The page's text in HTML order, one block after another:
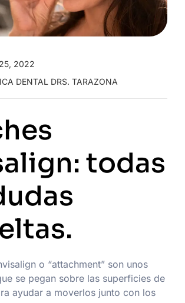
25, 2022
DENTAL DRS. TARAZONA
todas
o “attachment” son unos
se pegan sobre las superficies de
ayudar a moverlos junto con los